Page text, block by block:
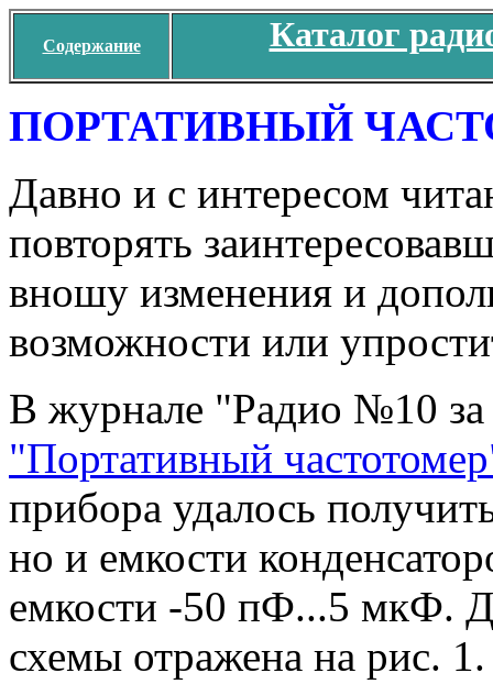
Содержание Каталог
ПОРТАТИВНЫЙ
Давно и с интересом
повторять
вношу изменения и
возможности или
В журнале "Радио №10 за
"Портативный
прибора удалось
но и емкости
емкости -50 пФ...5 мкФ.
схемы отражена на рис. 1.